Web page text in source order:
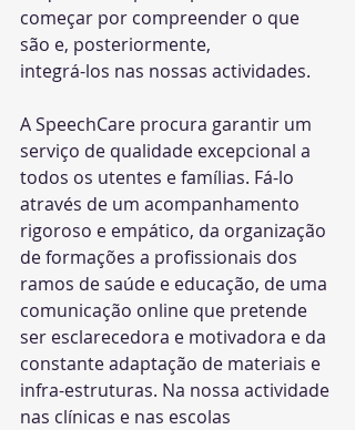
começar por compreender o que
são e, posteriormente,
integrá-los nas nossas actividades.
A SpeechCare procura garantir um
serviço de qualidade excepcional a
todos os utentes e famílias. Fá-lo
através de um acompanhamento
rigoroso e empático, da organização
de formações a profissionais dos
ramos de saúde e educação, de uma
comunicação online que pretende
ser esclarecedora e motivadora e da
constante adaptação de materiais e
infra-estruturas. Na nossa actividade
nas clínicas e nas escolas